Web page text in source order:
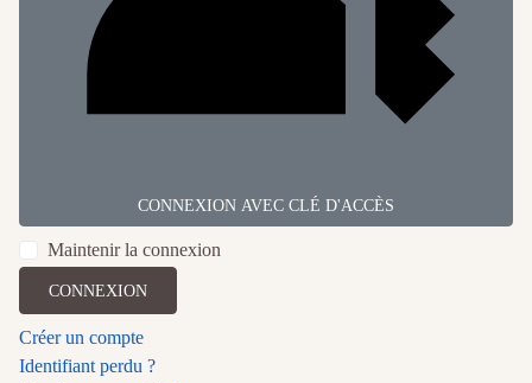
CONNEXION AVEC CLÉ D'ACCÈS
Maintenir la connexion
CONNEXION
Créer un compte
Identifiant perdu ?